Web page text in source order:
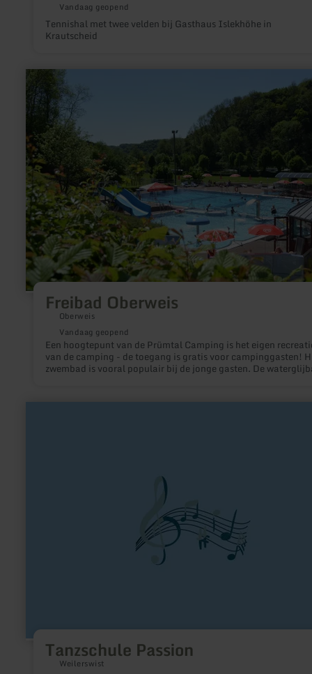
Vandaag geopend
Tennishal met twee velden bij Gasthaus Islekhöhe in
Krautscheid
Freibad Oberweis
Oberweis
Vandaag geopend
Een hoogtepunt van de Prümtal Camping is het eigen
van de camping - de toegang is gratis voor campinggasten!
zwembad is vooral populair bij de jonge gasten. De
informatie
over:
Freibad
Oberweis
Tanzschule Passion
Weilerswist